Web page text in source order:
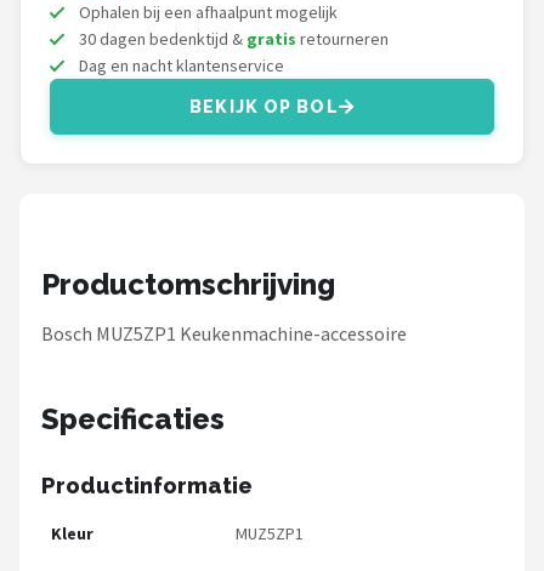
Magimix
Braun
KitchenBrothers
Ophalen bij een afhaalpunt mogelijk
30 dagen bedenktijd & gratis retourneren
Dag en nacht klantenservice
BEKIJK OP BOL
Productomschrijving
Bosch MUZ5ZP1 Keukenmachine-accessoire
Specificaties
Productinformatie
Kleur MUZ5ZP1